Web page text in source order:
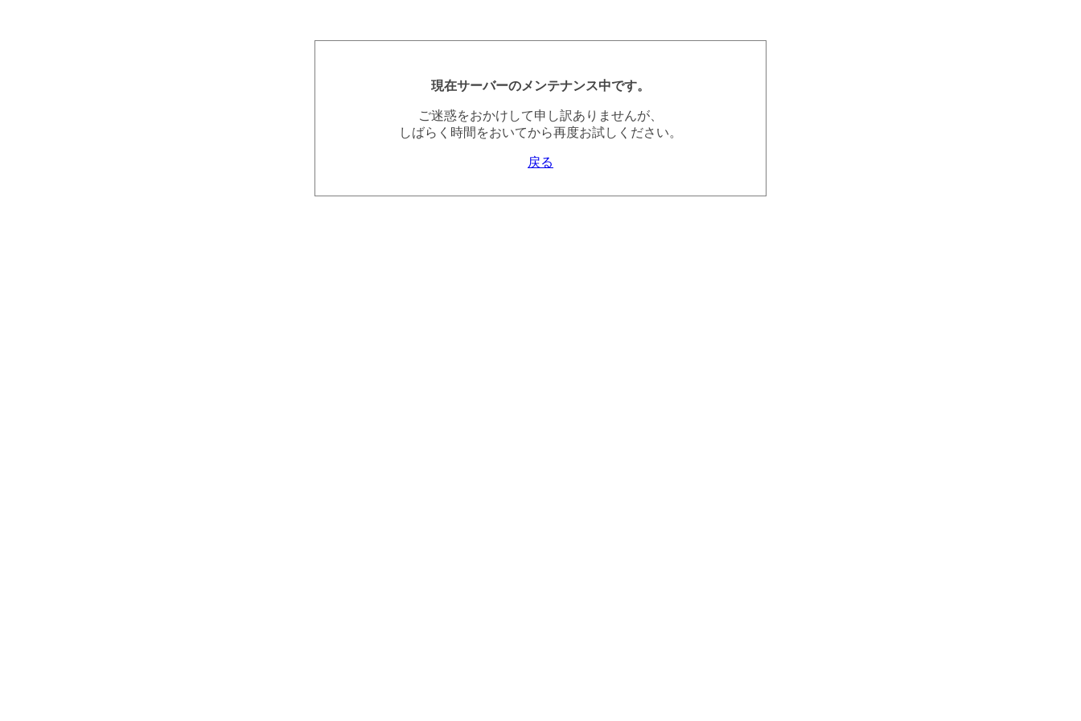
現在サーバーのメンテナンス中です。
ご迷惑をおかけして申し訳ありませんが、
しばらく時間をおいてから再度お試しください。
戻る